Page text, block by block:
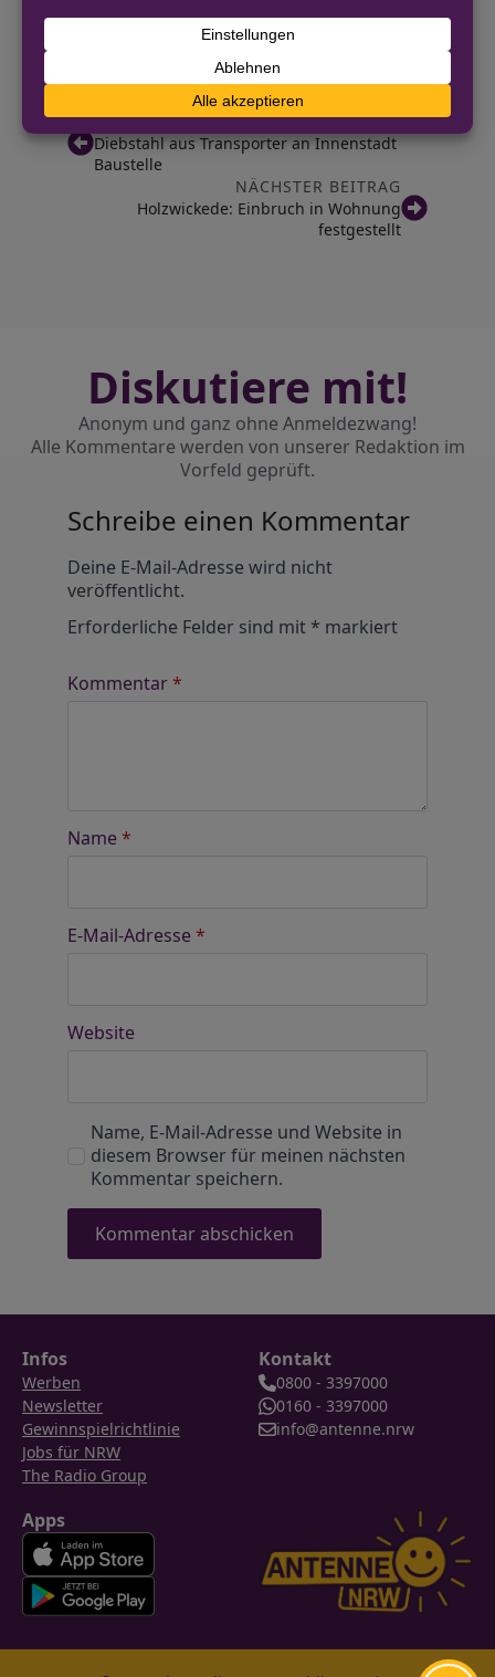
haben, werden gebeten, sich zu melden.
VORHERIGER BEITRAG
Diebstahl aus Transporter an Innenstadt
Baustelle
NÄCHSTER BEITRAG
Holzwickede: Einbruch in Wohnung
festgestellt
Diskutiere mit!
Anonym und ganz ohne Anmeldezwang!
Alle Kommentare werden von unserer Redaktion im
Vorfeld geprüft.
Schreibe einen Kommentar
Deine E-Mail-Adresse wird nicht
veröffentlicht.
Erforderliche Felder sind mit* markiert
Kommentar*
Name *
E-Mail-Adresse *
Website
Name, E-Mail-Adresse und Website in
diesem Browser für meinen nächsten
Kommentar speichern.
Infos
Werben
Newsletter
Gewinnspielrichtlinie
Jobs für NRW
The Radio Group
Kontakt
0800 - 3397000
0160 - 3397000
info@antenne.nrw
Apps